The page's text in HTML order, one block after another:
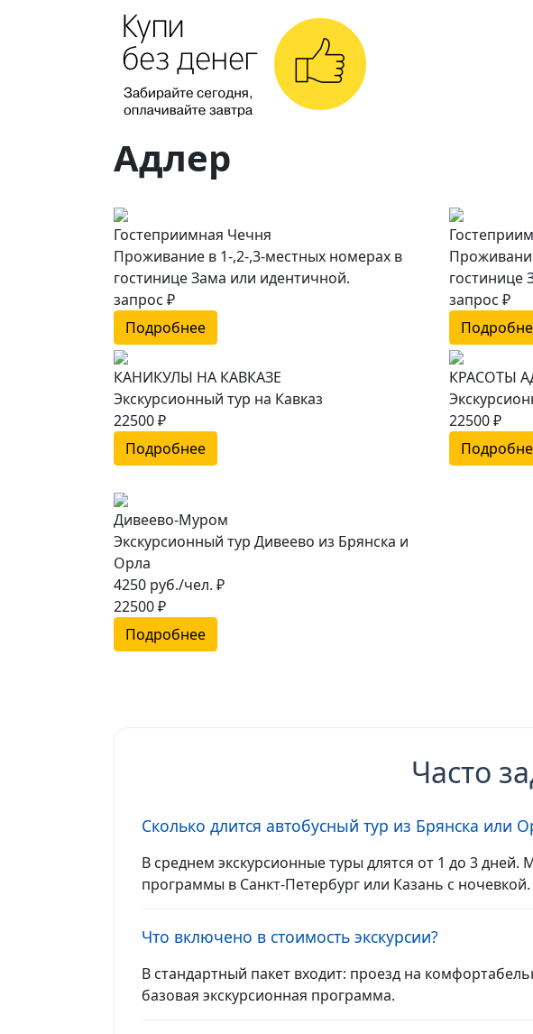
Адлер
Гостеприимная Чечня
Проживание в 1-,2-,3-местных номерах в
гостинице Зама или идентичной.
запрос ₽
Подробнее
гостинице
запрос ₽
КАНИКУЛЫ НА КАВКАЗЕ
Экскурсионный тур на Кавказ
22500 ₽
Подробнее
КРАСОТЫ
22500 ₽
Дивеево-Муром
Экскурсионный тур Дивеево из Брянска и
Орла
4250 руб./чел. ₽
22500 ₽
Подробнее
Часто
Сколько длится автобусный тур из Брянска или
В среднем экскурсионные туры длятся от 1 до 3
программы в Санкт-Петербург или Казань с ночевкой.
Что включено в стоимость экскурсии?
В стандартный пакет входит: проезд на
базовая экскурсионная программа.